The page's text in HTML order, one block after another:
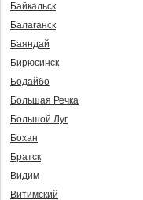
Байкальск
Балаганск
Баяндай
Бирюсинск
Бодайбо
Большая Речка
Большой Луг
Бохан
Братск
Видим
Витимский